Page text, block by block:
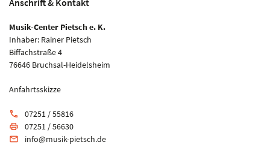
Musik-Center Pietsch e. K.
Inhaber: Rainer Pietsch
Biffachstraße 4
76646 Bruchsal-Heidelsheim
Anfahrtsskizze
phone 07251 / 55816
print 07251 / 56630
email info@musik-pietsch.de